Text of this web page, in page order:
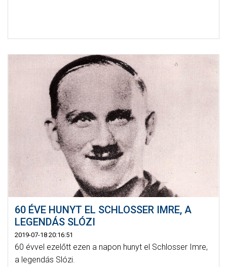
60 ÉVE HUNYT EL SCHLOSSER IMRE, A
LEGENDÁS SLÓZI
2019-07-18 20:16:51
60 évvel ezelőtt ezen a napon hunyt el Schlosser Imre,
a legendás Slózi.